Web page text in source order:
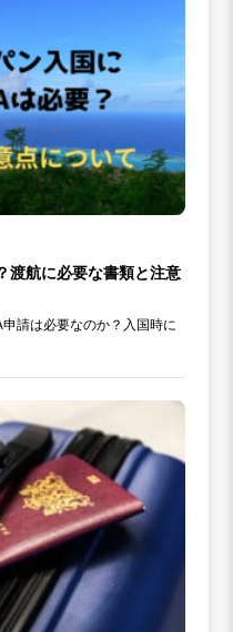
渡航に必要な書類と注意
請は必要なのか？入国時に